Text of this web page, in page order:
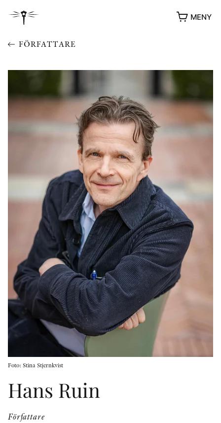
MENY
YUKIKO OCH PATRIK MÖTER
STOLPE STORIES
VIDEOGALLERI
UTMÄRKELSER
ÖVRIGA FORMAT
KONTAKT
PRESSKONTAKT
PEER REVIEW-PROCESSEN
FÖRFATTARE
Foto: Stina Stjernkvist
Hans Ruin
Författare